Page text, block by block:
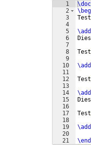
1
2
3
4
5
6
7
8
9
10
11
12
13
14
15
16
17
18
19
20
21
Test
Test
Test
Test
\end